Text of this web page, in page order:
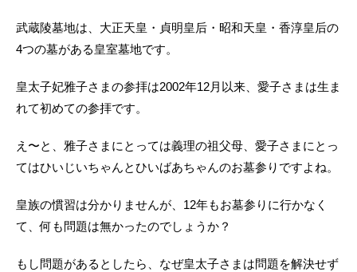
武蔵陵墓地は、大正天皇・貞明皇后・昭和天皇・香淳皇后の
4つの墓がある皇室墓地です。
皇太子妃雅子さまの参拝は2002年12月以来、愛子さまは生ま
れて初めての参拝です。
え〜と、雅子さまにとっては義理の祖父母、愛子さまにとっ
てはひいじいちゃんとひいばあちゃんのお墓参りですよね。
皇族の慣習は分かりませんが、12年もお墓参りに行かなく
て、何も問題は無かったのでしょうか？
もし問題があるとしたら、なぜ皇太子さまは問題を解決せず